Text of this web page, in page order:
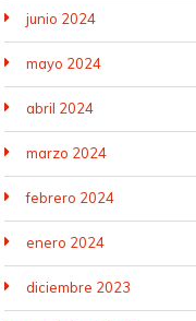
junio 2024
mayo 2024
abril 2024
marzo 2024
febrero 2024
enero 2024
diciembre 2023